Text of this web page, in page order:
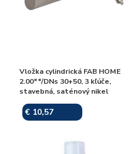
Vložka cylindrická FAB HOME
2.00**/DNs 30+50, 3 kľúče,
stavebná, saténový nikel
€ 10,57